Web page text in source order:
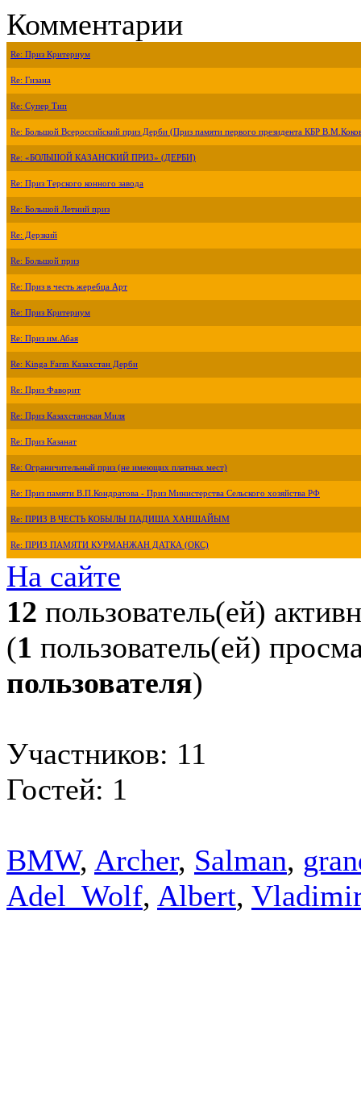
Комментарии
Re: Приз Критериум
Re: Гизана
Re: Супер Тип
Re: Большой Всероссийский приз Дерби (Приз памяти первого президента КБР
Re: «БОЛЬШОЙ КАЗАНСКИЙ ПРИЗ» (ДЕРБИ)
Re: Приз Терского конного завода
Re: Большой Летний приз
Re: Дерзкий
Re: Большой приз
Re: Приз в честь жеребца Арт
Re: Приз Критериум
Re: Приз им.Абая
Re: Kinga Farm Казахстан Дерби
Re: Приз Фаворит
Re: Приз Казахстанская Миля
Re: Приз Казанат
Re: Ограничительный приз (не имеющих платных мест)
Re: Приз памяти В.П.Кондратова - Приз Министерства Сельского хозяйства РФ
Re: ПРИЗ В ЧЕСТЬ КОБЫЛЫ ПАДИША ХАНШАЙЫМ
Re: ПРИЗ ПАМЯТИ КУРМАНЖАН ДАТКА (ОКС)
На сайте
12 пользователь(ей)
(1 пользователь(ей)
пользователя)
Участников: 11
Гостей: 1
BMW, Archer, Salman,
Adel_Wolf, Albert,